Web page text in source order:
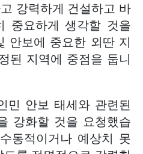
강력하게 건설하고 바
중요하게 생각할 것을
안보에 중요한 외딴 지
된 지역에 중점을 둡니
민 안보 태세와 관련된
강화할 것을 요청했습
동적이거나 예상치 못